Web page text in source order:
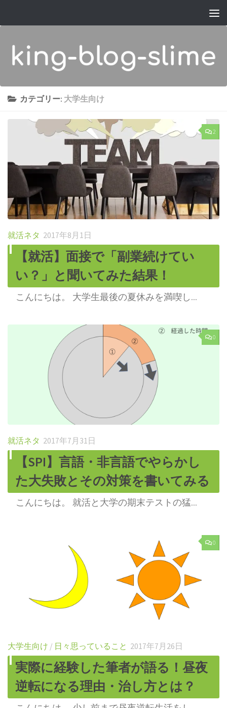
カテゴリー: 大学生向け
2
就活ネタ 2017年8月1日
【就活】面接で「副業続けてい
い？」と聞いてみた結果！
こんにちは。 大学生最後の夏休みを満喫し...
0
就活ネタ 2017年7月31日
【SPI】言語・非言語でやらかし
た大失敗とその対策を書いてみる
こんにちは。 就活と大学の期末テストの猛...
0
大学生向け / 日々思っていること 2017年7月26日
実際に経験した筆者が語る！昼夜
逆転になる理由・治し方とは？